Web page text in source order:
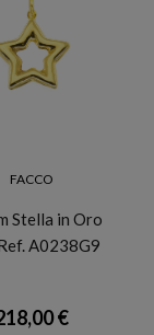
FACCO
Stella in Oro
A0238G9
€